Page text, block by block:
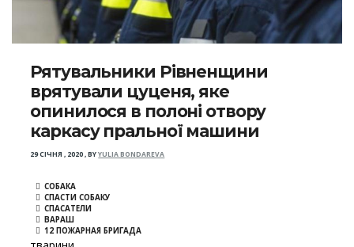
Рятувальники Рівненщини
врятували цуценя, яке
опинилося в полоні отвору
каркасу пральної машини
29 СІЧНЯ , 2020,BYYULIA BONDAREVA
СОБАКА
СПАСТИ СОБАКУ
СПАСАТЕЛИ
ВАРАШ
12 ПОЖАРНАЯ БРИГАДА